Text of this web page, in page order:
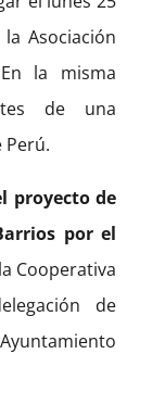
Asociación
la misma
de una
proyecto de
por el
Cooperativa
de